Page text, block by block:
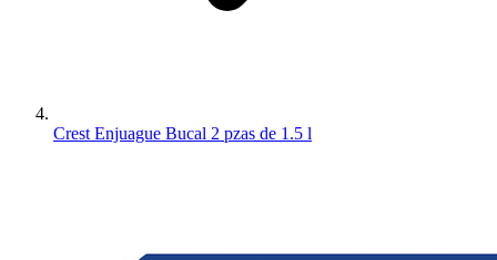
Crest Enjuague Bucal 2 pzas de 1.5 l